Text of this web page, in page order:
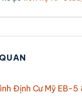
Định Cư Mỹ EB-5